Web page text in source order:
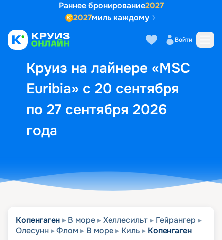
Раннее бронирование2027
2027миль каждому
Войти
Круиз на лайнере «MSC
Euribia» с 20 сентября
по 27 сентября 2026
года
Выбор кают Маршрут и
Копенгаген В море Хеллесильт
Гейрангер
Олесунн
Флом В море Киль Копенгаген